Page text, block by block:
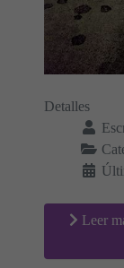
Detalles
Leer